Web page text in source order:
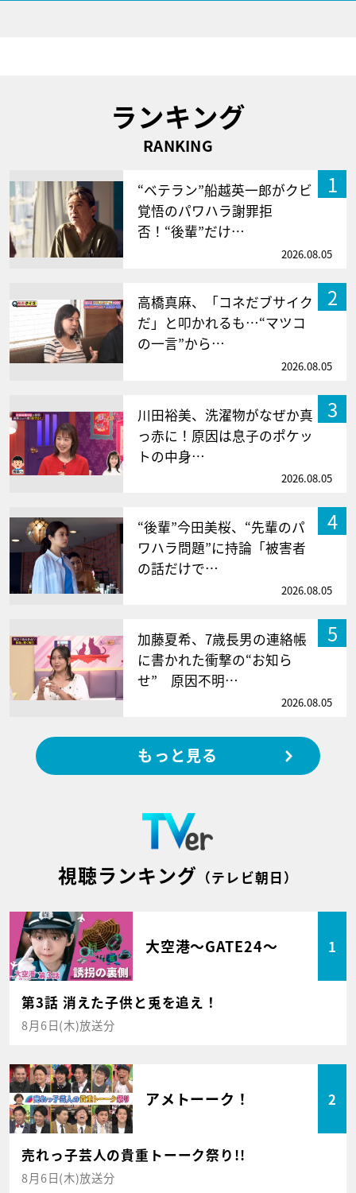
ランキング
RANKING
1
“ベテラン”船越英一郎がクビ
覚悟のパワハラ謝罪拒
否！“後輩”だけ…
2026.08.05
2
高橋真麻、「コネだブサイク
だ」と叩かれるも…“マツコ
の一言”から…
2026.08.05
3
川田裕美、洗濯物がなぜか真
っ赤に！原因は息子のポケッ
トの中身…
2026.08.05
4
“後輩”今田美桜、“先輩のパ
ワハラ問題”に持論「被害者
の話だけで…
2026.08.05
5
加藤夏希、7歳長男の連絡帳
に書かれた衝撃の“お知ら
せ” 原因不明…
2026.08.05
もっと見る
視聴ランキング （テレビ朝日）
大空港～GATE24～ 1
第3話 消えた子供と兎を追え！
8月6日(木)放送分
アメトーーク！ 2
売れっ子芸人の貴重トーーク祭り!!
8月6日(木)放送分